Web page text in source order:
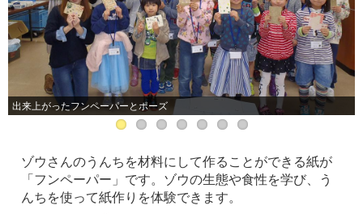
出来上がったフンペーパーとポーズ
ゾウさんのうんちを材料にして作ることができる紙が
「フンペーパー」です。ゾウの生態や食性を学び、う
んちを使って紙作りを体験できます。